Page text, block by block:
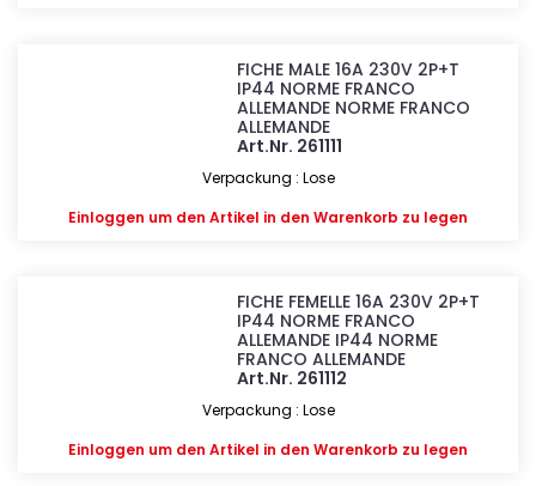
FICHE MALE 16A 230V 2P+T
IP44 NORME FRANCO
ALLEMANDE NORME FRANCO
ALLEMANDE
Art.Nr. 261111
Verpackung : Lose
Einloggen um den Artikel in den Warenkorb zu legen
FICHE FEMELLE 16A 230V 2P+T
IP44 NORME FRANCO
ALLEMANDE IP44 NORME
FRANCO ALLEMANDE
Art.Nr. 261112
Verpackung : Lose
Einloggen um den Artikel in den Warenkorb zu legen